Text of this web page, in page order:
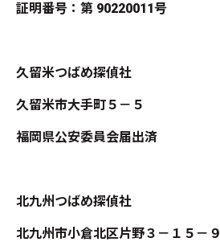
証明番号：第 90220011号
久留米つばめ探偵社
久留米市大手町５－５
福岡県公安委員会届出済
北九州つばめ探偵社
北九州市小倉北区片野３－１５－９